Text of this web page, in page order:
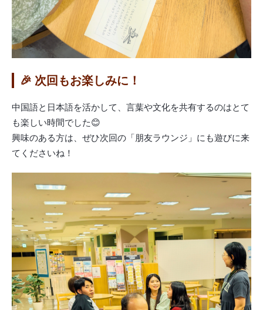
🎉 次回もお楽しみに！
中国語と日本語を活かして、言葉や文化を共有するのはとて
も楽しい時間でした😊
興味のある方は、ぜひ次回の「朋友ラウンジ」にも遊びに来
てくださいね！